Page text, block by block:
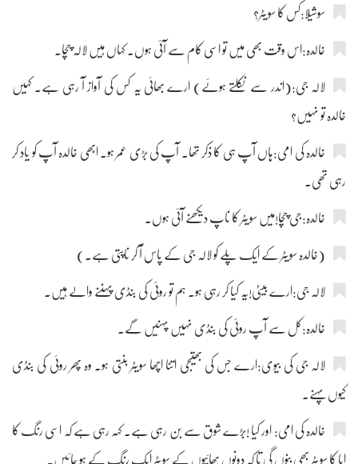
سوشیلا:کس کا سویٹر؟
خالدہ:اس وقت بھی میں تو اسی کام سے آئی ہوں۔ کہاں ہیں لالہ چچا۔
لالہ جی:(اندر سے نکلتے ہوئے) ارے بھائی یہ کس کی آواز آ رہی ہے۔ کہیں
خالدہ تو نہیں؟
خالدہ کی امی:ہاں آپ ہی کا ذکر تھا۔ آپ کی بڑی عمر ہو۔ ابھی خالدہ آپ کو یاد کر
رہی تھی۔
خالدہ:جی چچا!میں سویٹر کا ناپ دیکھنے آئی ہوں۔
(خالدہ سویٹر کے ایک پلے کو لالہ جی کے پاس آ کر ناپتی ہے۔)
لالہ جی:ارے بیٹی!یہ کیا کر رہی ہو۔ ہم تو روئی کی بنڈی پہننے والے ہیں۔
خالدہ:کل سے آپ روئی کی بنڈی نہیں پہنیں گے۔
لالہ جی کی بیوی:ارے جس کی بھتیجی اتنا اچھا سویٹر بنتی ہو۔ وہ پھر روئی کی بنڈی
کیوں پہنے۔
خالدہ کی امی: اور کیا !بڑے شوق سے بن رہی ہے۔ کہہ رہی ہے کہ اسی رنگ کا
ابا کا سویٹر بھی بنوں گی تا کہ دونوں بھائیوں کے سویٹر ایک رنگ کے ہو جائیں۔